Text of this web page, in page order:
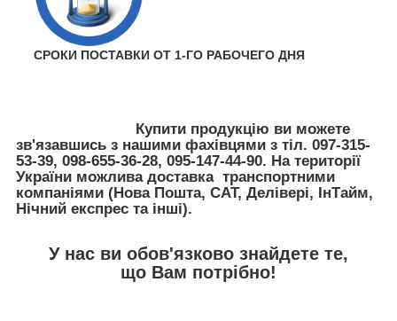
СРОКИ ПОСТАВКИ ОТ 1-ГО РАБОЧЕГО ДНЯ
Купити продукцію ви можете
зв'язавшись з нашими фахівцями з тіл. 097-315-
53-39, 098-655-36-28, 095-147-44-90. На території
України можлива доставка транспортними
компаніями (Нова Пошта, САТ, Делівері, ІнТайм,
Нічний експрес та інші).
У нас ви обов'язково знайдете те,
що Вам потрібно!